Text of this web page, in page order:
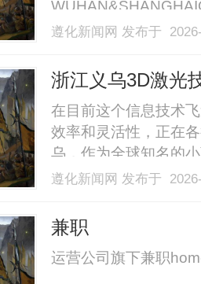
业验光配镜的写字楼
40%-60%优惠，兼顾
遵化新闻网 发布于
浙江义乌3D激光
南
在目前这个信息技术
效率和灵活性，正在
乌，作为全球知名的
同层次的3D激光服务
推荐的公司，帮助您
遵化新闻网 发布于
兼职
运营公司旗下兼职